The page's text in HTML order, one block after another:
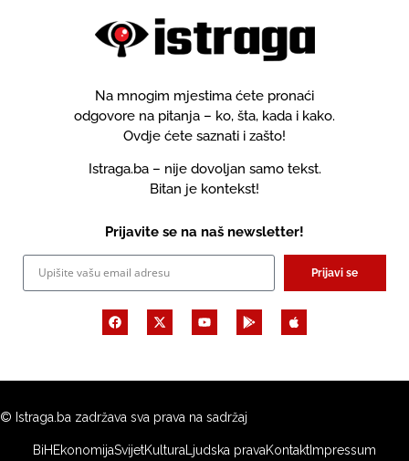
Na mnogim mjestima ćete pronaći
odgovore na pitanja – ko, šta, kada i kako.
Ovdje ćete saznati i zašto!
Istraga.ba – nije dovoljan samo tekst.
Bitan je kontekst!
Prijavite se na naš newsletter!
Prijavi se
© Istraga.ba zadržava sva prava na sadržaj
BiHEkonomijaSvijetKulturaLjudska pravaKontaktImpressum